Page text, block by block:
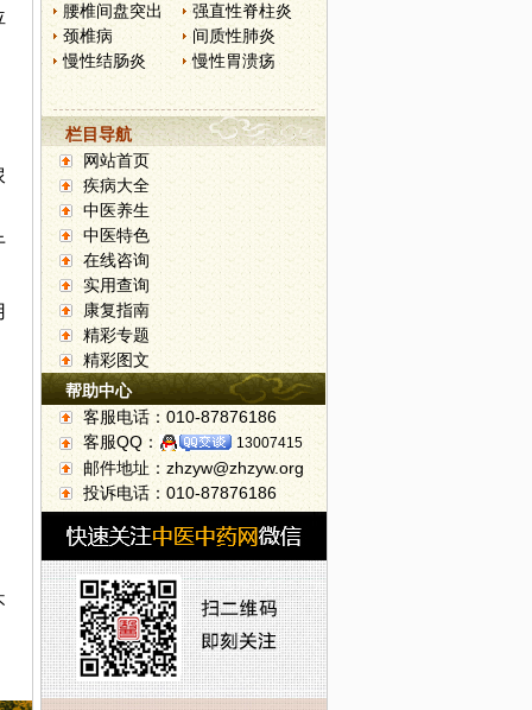
腰椎间盘突出
强直性脊柱炎
颈椎病
间质性肺炎
慢性结肠炎
慢性胃溃疡
栏目导航
网站首页
疾病大全
中医养生
中医特色
在线咨询
实用查询
康复指南
精彩专题
精彩图文
帮助中心
客服电话：010-87876186
客服QQ：
13007415
邮件地址：zhzyw@zhzyw.org
投诉电话：010-87876186